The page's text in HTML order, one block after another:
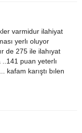
varmidur ilahiyat
yerlı oluyor
de 275 ile ilahıyat
puan yeterlı
kafam karıştı bılen